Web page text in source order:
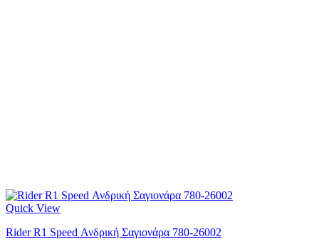
Quick View
Rider R1 Speed Ανδρική Σαγιονάρα 780-26002